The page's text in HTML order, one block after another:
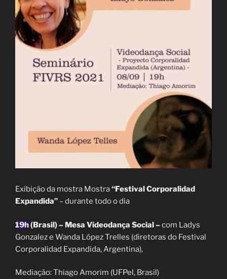
Exibição da mostra Mostra“Festival Corporalidad
Expandida” – durante todo o dia
19h(Brasil) – Mesa Videodança Social –com Ladys
Gonzalez e Wanda López Trelles (diretoras do Festival
Corporalidad Expandida, Argentina),
Mediação: Thiago Amorim (UFPel, Brasil)